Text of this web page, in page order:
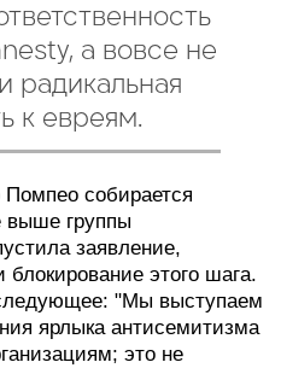
а вовсе не
радикальная
к евреям.
Помпео собирается
выше группы
заявление,
этого шага.
"Мы выступаем
ярлыка антисемитизма
это не